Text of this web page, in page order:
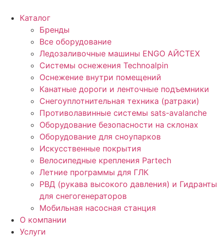
содержимому
Каталог
Бренды
Все оборудование
Ледозаливочные машины ENGO АЙСТЕХ
Системы оснежения Technoalpin
Оснежение внутри помещений
Канатные дороги и ленточные подъемники
Снегоуплотнительная техника (ратраки)
Противолавинные системы sats-avalanche
Оборудование безопасности на склонах
Оборудование для сноупарков
Искусственные покрытия
Велосипедные крепления Partech
Летние программы для ГЛК
РВД (рукава высокого давления) и Гидранты
для снегогенераторов
Мобильная насосная станция
О компании
Услуги